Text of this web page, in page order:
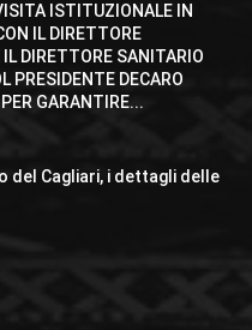
ISTITUZIONALE IN
IL DIRETTORE
IL DIRETTORE SANITARIO
PRESIDENTE DECARO
GARANTIRE...
del Cagliari, i dettagli delle